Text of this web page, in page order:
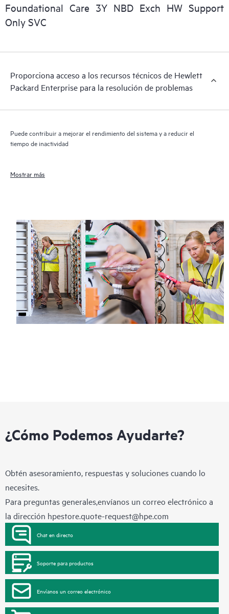
Foundational Care 3Y NBD Exch HW Support
Only SVC
Proporciona acceso a los recursos técnicos de Hewlett
Packard Enterprise para la resolución de problemas
Puede contribuir a mejorar el rendimiento del sistema y a reducir el
tiempo de inactividad
Mostrar más
¿Cómo Podemos Ayudarte?
Obtén asesoramiento, respuestas y soluciones cuando lo
necesites.
Para preguntas generales,envíanos un correo electrónico a
la dirección hpestore.quote-request@hpe.com
Chat en directo
Soporte para productos
Envíanos un correo electrónico